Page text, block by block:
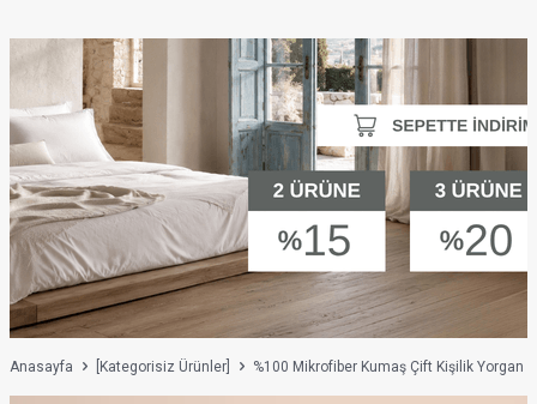
Anasayfa [Kategorisiz Ürünler] %100 Mikrofiber Kumaş Çift Kişilik Yorgan